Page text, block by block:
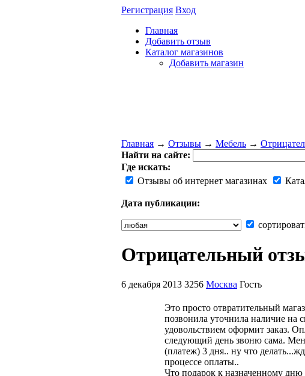
Регистрация Вход
Главная
Добавить отзыв
Каталог магазинов
Добавить магазин
Главная → Отзывы → Мебель →
Найти на сайте:
Где искать:
Отзывы об интернет магазинах
Дата публикации:
Отрицательный
6 декабря 2013 3256 Москва Гость
Это просто отвратительный
позвонила уточнила наличие на
удовольствием оформит заказ.
следующий день звоню сама.
(платеж) 3 дня.. ну что
процессе оплаты..
Что подарок к назначенному